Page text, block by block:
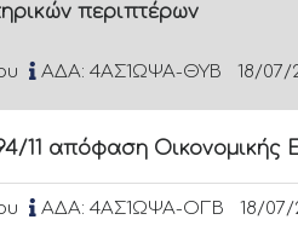
περιπτέρων
ΑΔΑ: 4ΑΣ1ΩΨΑ-ΘΥΒ 18/07/
11 απόφαση Οικονομικής
ΑΔΑ: 4ΑΣ1ΩΨΑ-ΟΓΒ 18/07/